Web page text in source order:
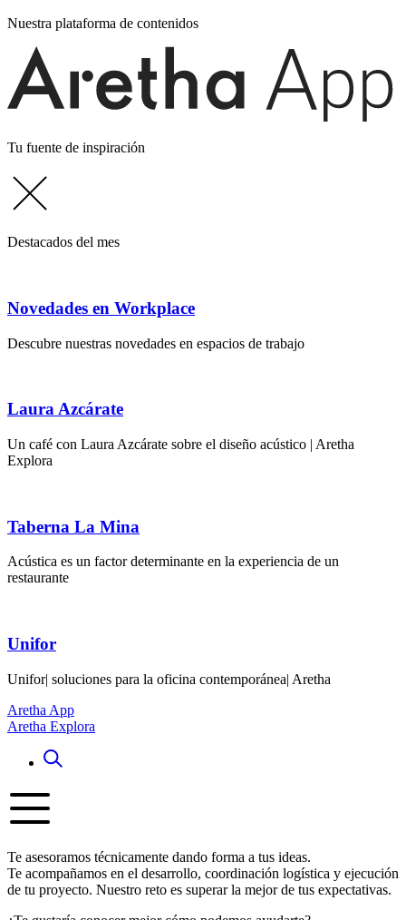
Nuestra plataforma de contenidos
Tu fuente de inspiración
Destacados del mes
Novedades en Workplace
Descubre nuestras novedades en espacios de trabajo
Laura Azcárate
Un café con Laura Azcárate sobre el diseño acústico | Aretha
Explora
Taberna La Mina
Acústica es un factor determinante en la experiencia de un
restaurante
Unifor
Unifor| soluciones para la oficina contemporánea| Aretha
Aretha App
Aretha Explora
Te asesoramos técnicamente dando forma a tus ideas.
Te acompañamos en el desarrollo, coordinación logística y ejecución
de tu proyecto. Nuestro reto es superar la mejor de tus expectativas.